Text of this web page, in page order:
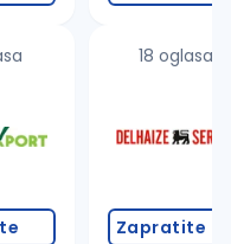
18 oglasa
Zapratite